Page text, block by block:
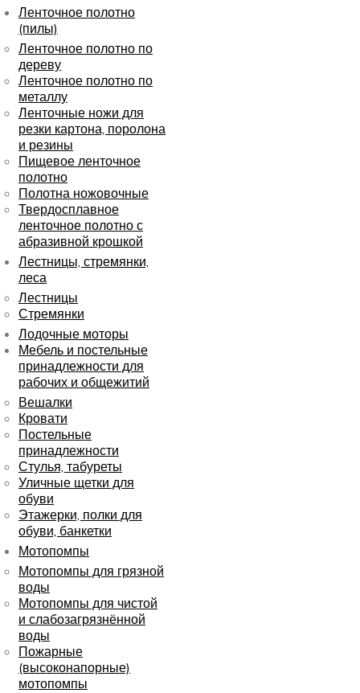
Ленточное полотно
(пилы)
Ленточное полотно по
дереву
Ленточное полотно по
металлу
Ленточные ножи для
резки картона, поролона
и резины
Пищевое ленточное
полотно
Полотна ножовочные
Твердосплавное
ленточное полотно с
абразивной крошкой
Лестницы, стремянки,
леса
Лестницы
Стремянки
Лодочные моторы
Мебель и постельные
принадлежности для
рабочих и общежитий
Вешалки
Кровати
Постельные
принадлежности
Стулья, табуреты
Уличные щетки для
обуви
Этажерки, полки для
обуви, банкетки
Мотопомпы
Мотопомпы для грязной
воды
Мотопомпы для чистой
и слабозагрязнённой
воды
Пожарные
(высоконапорные)
мотопомпы